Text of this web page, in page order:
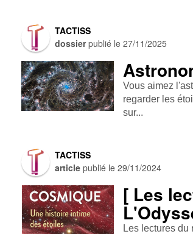
TACTISS
dossierpublié le27/11/2025
Vous aimez
regarder les
sur...
TACTISS
article publié le29/11/2024
[ Les
Les lectures